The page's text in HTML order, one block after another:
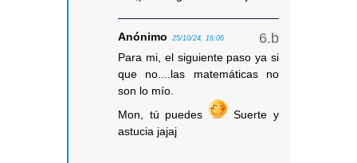
Anónimo 25/10/24, 16:06
Para mi, el siguiente paso ya si
que no....las matemáticas no
son lo mío.
Mon, tú puedes
Suerte y
astucia jajaj